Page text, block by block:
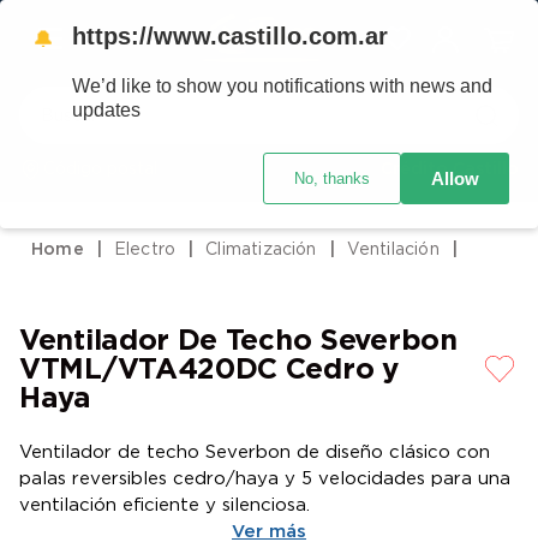
Buscar
Crédito Castillo
Electro Climatización Ventilación
Ventilador De Techo Severbon
VTML/VTA420DC Cedro y
Haya
Ventilador de techo Severbon de diseño clásico con
palas reversibles cedro/haya y 5 velocidades para una
ventilación eficiente y silenciosa.
Ver más
2.
celulares
4
lavarropas
5
cocina
7.
aire acondicionado
8.
moto
🔔 https://www.castillo.com.ar
We’d like to show you notifications with news and
updates
No, thanks Allow